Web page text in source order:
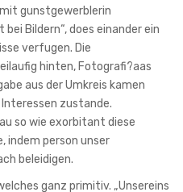
gunstgewerblerin
Bildern“, does einander ein
verfugen. Die
hinten, Fotografi?a­as
aus der Umkreis kamen
zustande.
so wie exorbitant diese
indem person unser
beleidigen.
ganz primitiv. „Unsereins